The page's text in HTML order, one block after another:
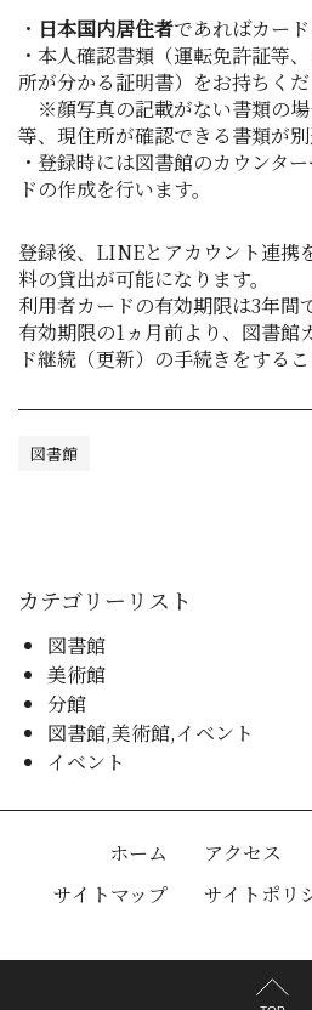
・ 日本国内居住者であればカード
・本人確認書類（運転免許証等
所が分かる証明書）をお持ちくだ
※顔写真の記載がない書類の
等、現住所が確認できる書類が別
・登録時には図書館のカウンタ
ドの作成を行います。
登録後、LINEとアカウント連携
料の貸出が可能になります。
利用者カードの有効期限は3年間で
有効期限の1ヵ月前より、図書館
ド継続（更新）の手続きをするこ
図書館
カテゴリーリスト
図書館
美術館
分館
図書館,美術館,イベント
イベント
ホーム アクセス
サイトマップ
サイトポリ